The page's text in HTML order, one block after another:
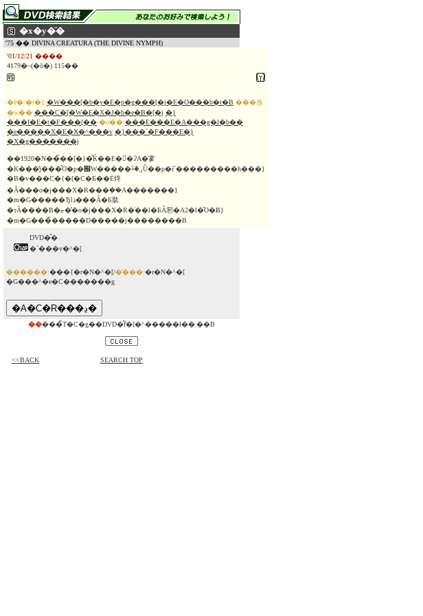
�x�y�̈�
'75 �� DIVINA CREATURA (THE DIVINE NYMPH)
'01/12/21 ����
4179�~(�ō�) 115��
�ē�/�r�{:�W���[�b�y�E�p�g���[�j�E�O���b�t�B ���쑍
�w��:���C�[�W�E�X�J�b�e�B�[�j �}
���I�E�t�F���[�� �o��:���E���E�A���g�l�b��
�e�����X�E�X�^���v �}���`�F���E�}
�X�g�������j
��1920�N��̃��[�}�̎Ќ��E�𕑑�ɁA�㗬
�K���̒j���̎O�p�֌W�����؈�ࣂȔ��p�ŕ`���������h���}
�B�v���C�{�[�C�Ƃ��Ė炵
�Ă���o�j���X�R���݂��A�������}
�m�G�����ЂƖڌ���Ȃ�Ƃ肱
�ɂȂ����B�ޏ��̓o�j���X�R�̈��l�ƂȂ邪�A2�l�̑O�Ƀ}
�m�G���̏�����D�����j��������B
DVD�̂�
�`���v�^�[
������:���{�r�N�^�[/�̔���:�r�N�^�[
�G���^�e�C�������g
�� ���̃T�C�g��DVD�̂݃f�[�^�����ł��܂��B
<<BACK SEARCH TOP